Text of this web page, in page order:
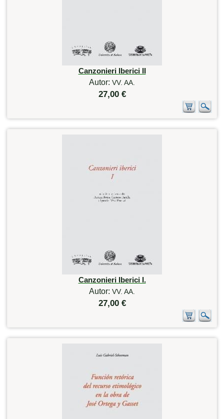
Canzonieri Iberici II
Autor: VV. AA.
27,00 €
Canzonieri Iberici I.
Autor: VV. AA.
27,00 €